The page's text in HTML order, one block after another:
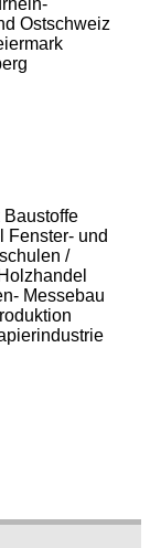
Ostschweiz
Baustoffe
Fenster- und
/
Holzhandel
Messebau